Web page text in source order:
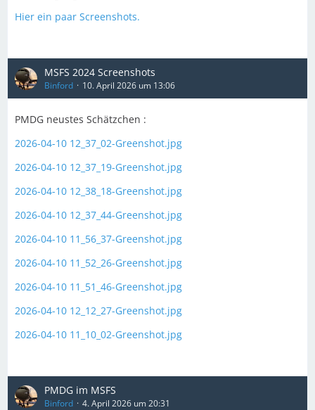
Hier ein paar Screenshots.
MSFS 2024 Screenshots
Binford 10. April 2026 um 13:06
PMDG neustes Schätzchen :
2026-04-10 12_37_02-Greenshot.jpg
2026-04-10 12_37_19-Greenshot.jpg
2026-04-10 12_38_18-Greenshot.jpg
2026-04-10 12_37_44-Greenshot.jpg
2026-04-10 11_56_37-Greenshot.jpg
2026-04-10 11_52_26-Greenshot.jpg
2026-04-10 11_51_46-Greenshot.jpg
2026-04-10 12_12_27-Greenshot.jpg
2026-04-10 11_10_02-Greenshot.jpg
PMDG im MSFS
Binford 4. April 2026 um 20:31